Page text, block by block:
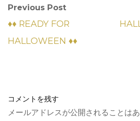
Previous Post
♦︎♦︎ READY FOR
HALLOWEEN ♦︎♦︎
コメントを残す
メールアドレスが公開されることはあ